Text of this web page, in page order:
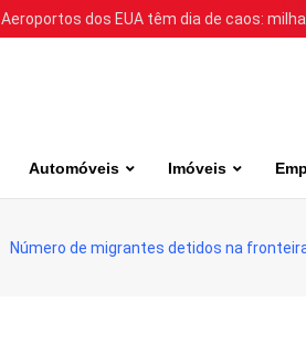
Aeroportos dos EUA têm dia de caos:
Automóveis Imóveis
Número de migrantes detidos na